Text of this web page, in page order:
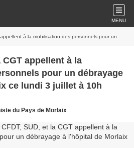
MENU
des personnels pour un débrayage à l'hôpital de Morlaix ce lundi 3 juillet à 10h
CGT appellent à la
pour un débrayage
ce lundi 3 juillet à 10h
du Pays de Morlaix